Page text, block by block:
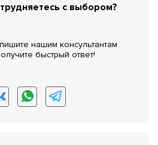
с выбором?
нашим консультантам
быстрый ответ!